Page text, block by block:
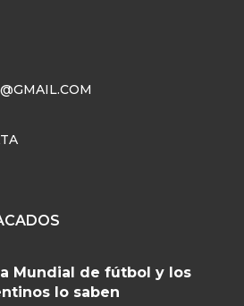
Mundial de fútbol y los
lo saben